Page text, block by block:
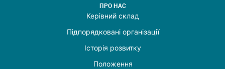
ПРО НАС
Керівний склад
Підпорядковані організації
Історія розвитку
Положення